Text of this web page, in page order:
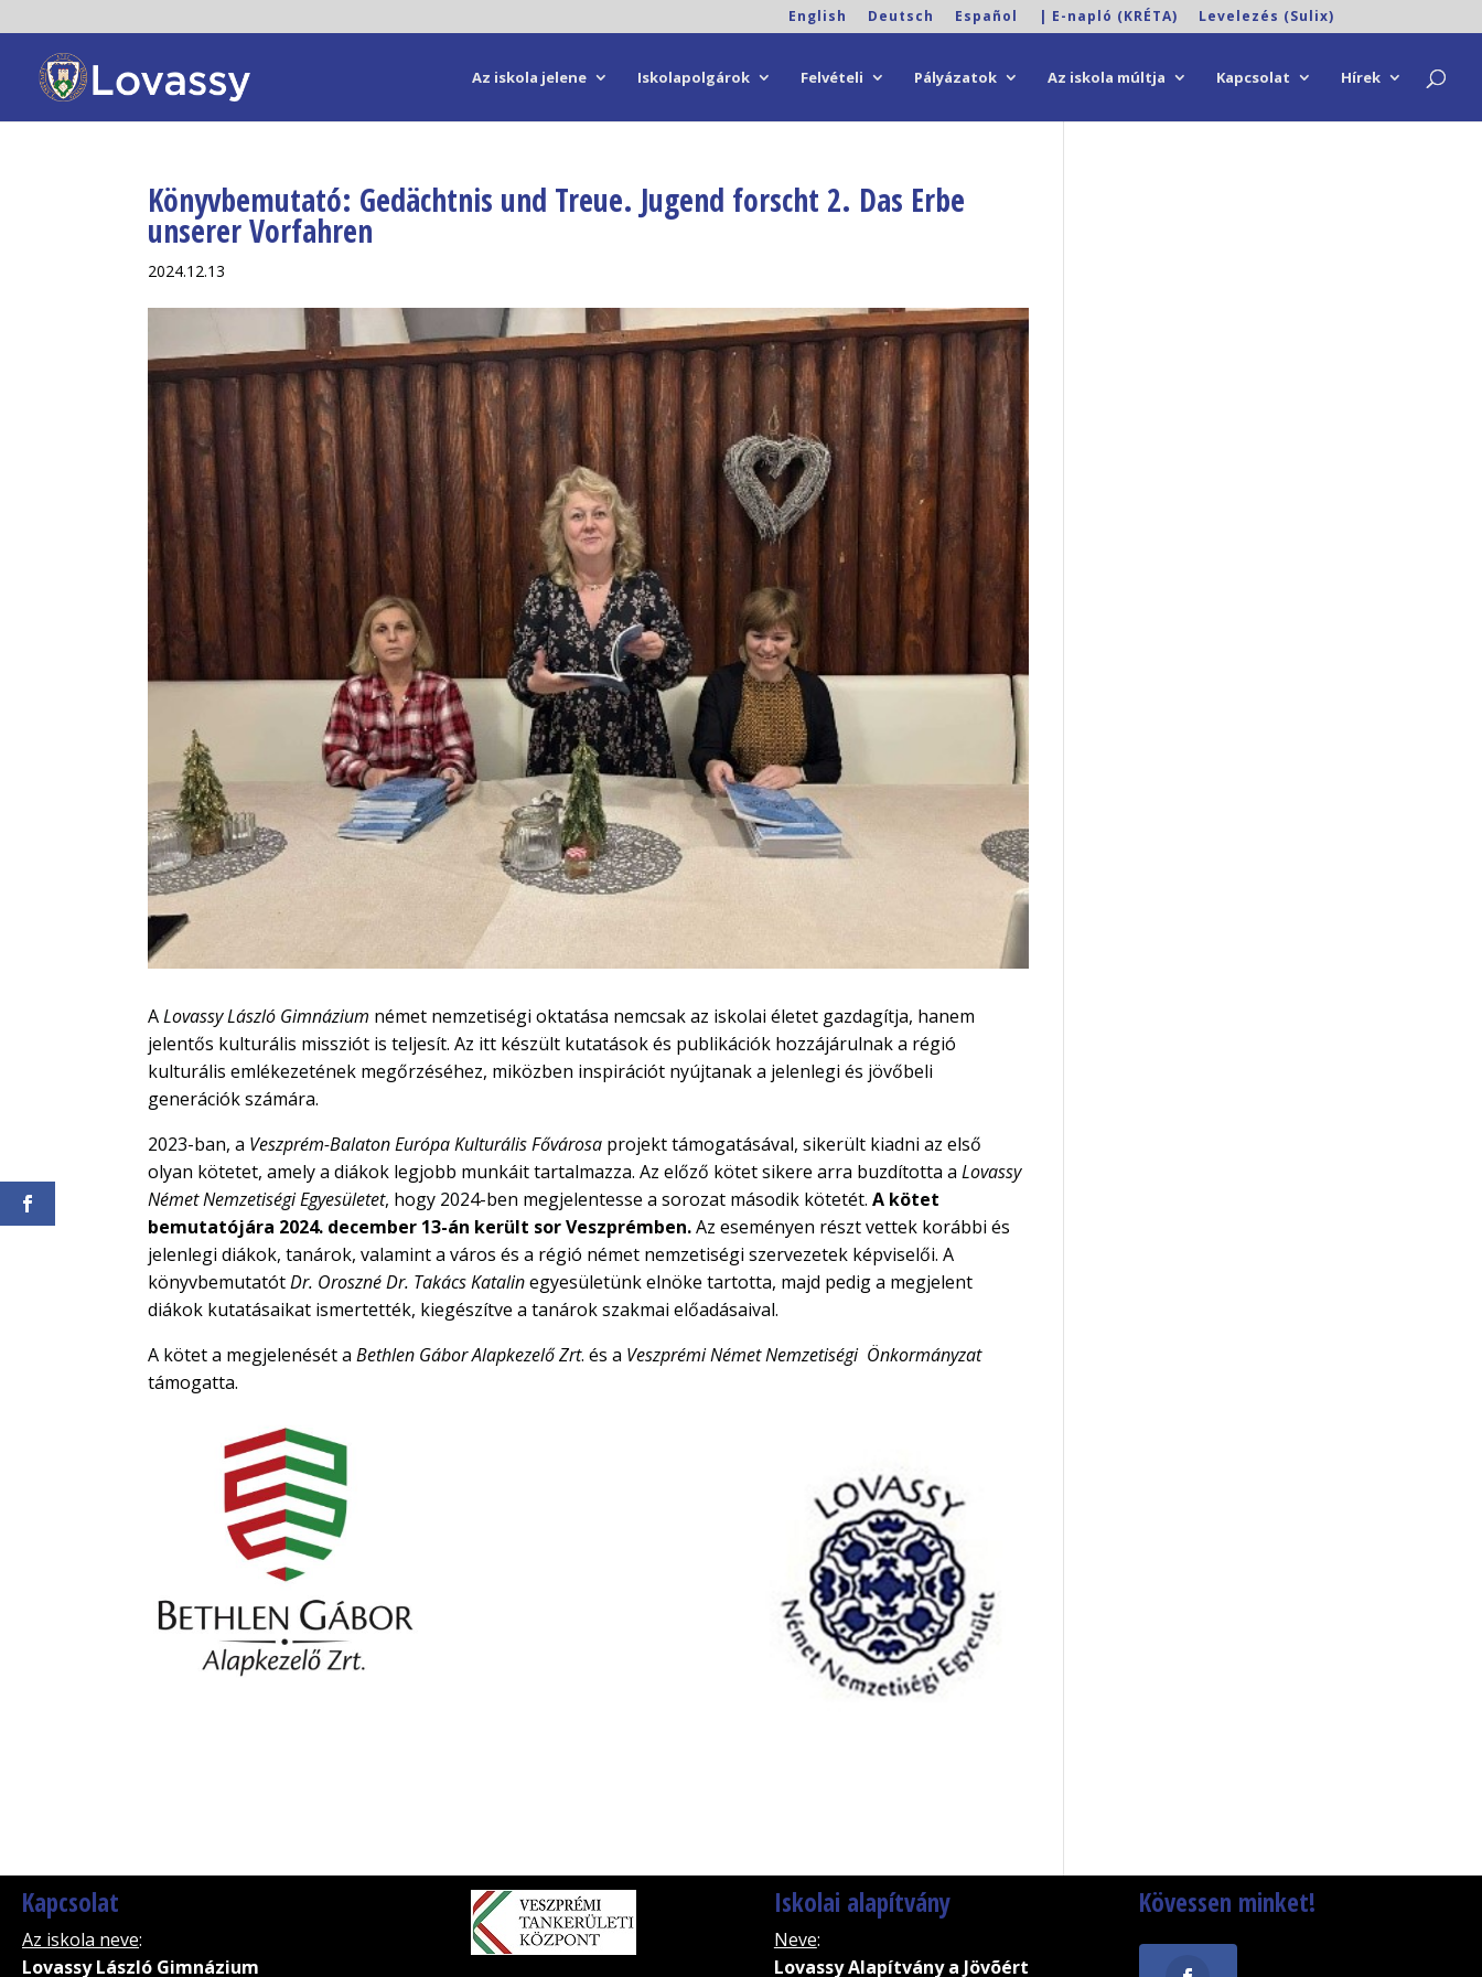
English Deutsch Español | E-napló (KRÉTA) Levelezés (Sulix)
Az iskola jelene Iskolapolgárok Felvételi Pályázatok Az iskola múltja Kapcsolat Hírek
Könyvbemutató: Gedächtnis und Treue. Jugend forscht 2. Das Erbe
unserer Vorfahren
2024.12.13
ALovassy László Gimnázium német nemzetiségi oktatása nemcsak az iskolai életet gazdagítja, hanem
jelentős kulturális missziót is teljesít. Az itt készült kutatások és publikációk hozzájárulnak a régió
kulturális emlékezetének megőrzéséhez, miközben inspirációt nyújtanak a jelenlegi és jövőbeli
generációk számára.
2023-ban, a Veszprém-Balaton Európa Kulturális Fővárosa projekt támogatásával, sikerült kiadni az első
olyan kötetet, amely a diákok legjobb munkáit tartalmazza. Az előző kötet sikere arra buzdította aLovassy
Német Nemzetiségi Egyesületet, hogy 2024-ben megjelentesse a sorozat második kötetét.A kötet
bemutatójára 2024. december 13-án került sor Veszprémben.Az eseményen részt vettek korábbi és
jelenlegi diákok, tanárok, valamint a város és a régió német nemzetiségi szervezetek képviselői. A
könyvbemutatótDr. Oroszné Dr. Takács Katalinegyesületünk elnöke tartotta, majd pedig a megjelent
diákok kutatásaikat ismertették, kiegészítve a tanárok szakmai előadásaival.
A kötet a megjelenését aBethlen Gábor Alapkezelő Zrt. és a Veszprémi Német Nemzetiségi Önkormányzat
támogatta.
Kapcsolat
Az iskola neve:
Lovassy László Gimnázium
Iskolai alapítvány
Neve:
Lovassy Alapítvány a Jövõért
Kövessen minket!